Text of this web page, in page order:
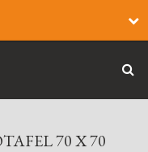
70 X 70